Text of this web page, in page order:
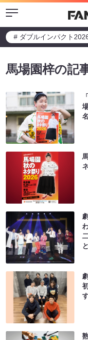
Menu
# ダブルインパクト
馬場園梓の記